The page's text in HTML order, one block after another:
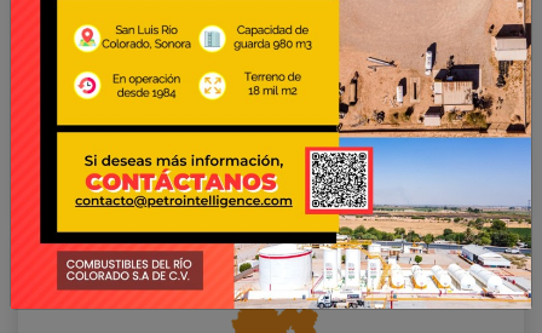
Hoy en el estado de Jalisco el precio promedio
para gasolina regular es de $23.975 pesos por
litro mientras que para premium es $29.303 por
litro. En el caso del diésel, el precio es de $27.152
Seguir leyendo...